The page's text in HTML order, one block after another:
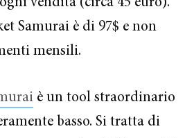
vendita (circa 45 euro).
Samurai è di 97$ e non
mensili.
è un tool straordinario
basso. Si tratta di